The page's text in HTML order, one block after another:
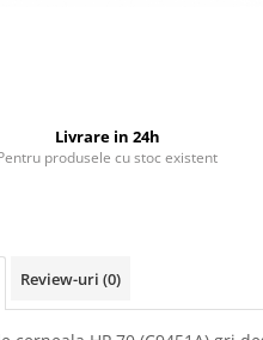
Livrare in 24h
produsele cu stoc existent
Review-uri (0)